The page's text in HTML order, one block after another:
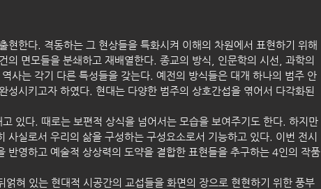
현한다. 격동하는 그 현상들을 특화시켜 이해의 차원에서 표현하기 위해
의 면모들을 분쇄하고 재배열한다. 종교의 방식, 인문학의 시선, 과학의
사는 각기 다른 특성들을 갖는다. 예전의 방식들은 대개 하나의 범주 안
성시키고자 하였다. 현대는 다양한 범주의 상호간섭을 엮어서 다각화된
있다. 때로는 보편적 상식을 넘어서는 모습을 보여주기도 한다. 하지만
사실로서 우리의 삶을 구성하는 구성요소로서 기능하고 있다. 이번 전시
반영하고 예술적 상상력의 도약을 결합한 표현들을 추구하는 4인의 작품
혀 있는 현대적 시공간의 교섭들을 화면의 장으로 현현하기 위한 풍부